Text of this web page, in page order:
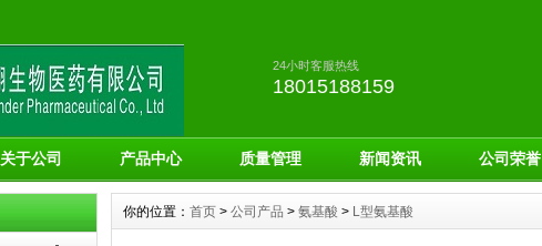
24小时客服热线
18015188159
关于公司 产品中心 质量管理 新闻资讯 公司荣誉
你的位置： 首页 > 公司产品 > 氨基酸 > L型氨基酸